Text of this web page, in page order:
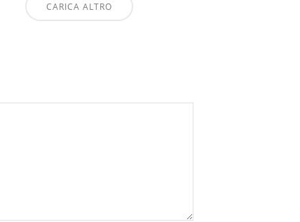
CARICA ALTRO